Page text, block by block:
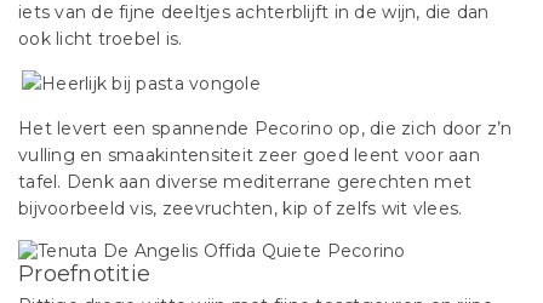
iets van de fijne deeltjes achterblijft in de wijn, die dan
ook licht troebel is.
Het levert een spannende Pecorino op, die zich door z’n
vulling en smaakintensiteit zeer goed leent voor aan
tafel. Denk aan diverse mediterrane gerechten met
bijvoorbeeld vis, zeevruchten, kip of zelfs wit vlees.
Proefnotitie